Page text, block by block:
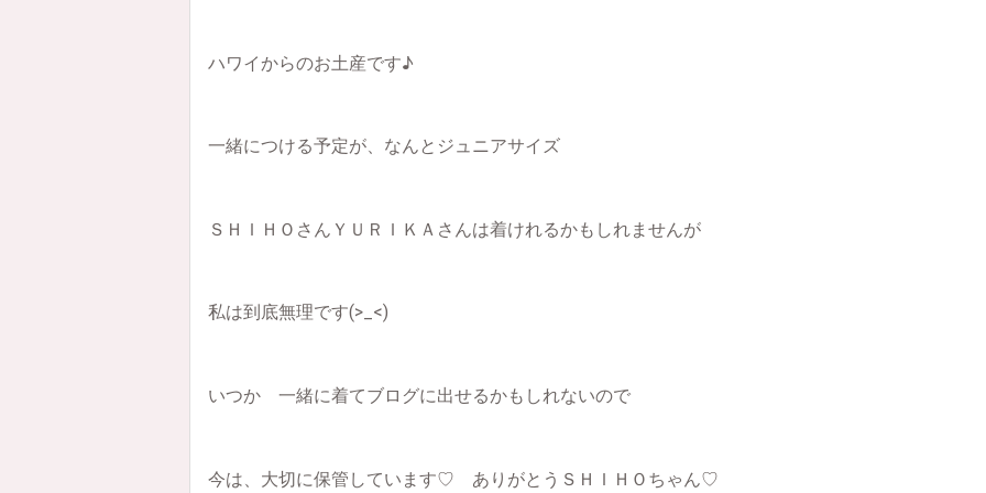
ハワイからのお土産です♪
一緒につける予定が、なんとジュニアサイズ
ＳＨＩＨＯさんＹＵＲＩＫＡさんは着けれるかもしれませんが
私は到底無理です(>_<)
いつか 一緒に着てブログに出せるかもしれないので
今は、大切に保管しています♡ ありがとうＳＨＩＨＯちゃん♡